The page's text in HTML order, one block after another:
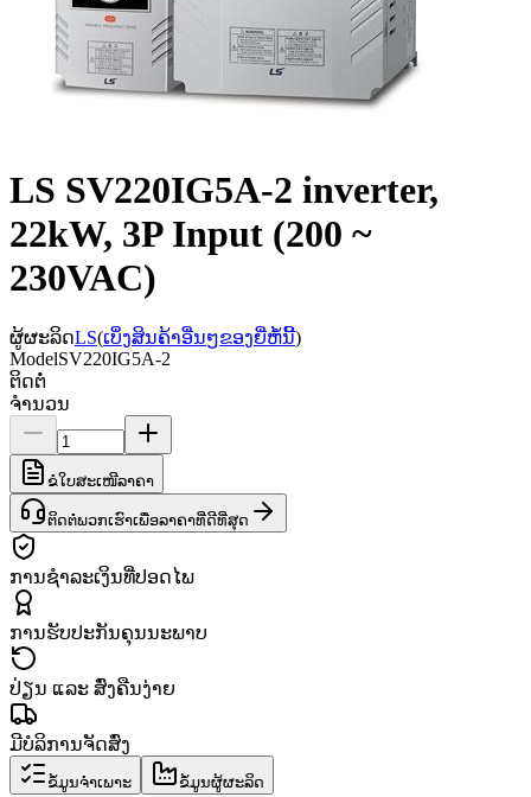
LS SV220IG5A-2 inverter,
22kW, 3P Input (200 ~
230VAC)
ຜູ້ຜະລິດLS(ເບິ່ງສິນຄ້າອື່ນໆຂອງຍີ່ຫໍ້ນີ້)
ModelSV220IG5A-2
ຕິດຕໍ່
ຈຳນວນ
ຂໍໃບສະເໜີລາຄາ
ຕິດຕໍ່ພວກເຮົາເພື່ອລາຄາທີ່ດີທີ່ສຸດ
ການຊຳລະເງິນທີ່ປອດໄພ
ການຮັບປະກັນຄຸນນະພາບ
ປ່ຽນ ແລະ ສົ່ງຄືນງ່າຍ
ມີບໍລິການຈັດສົ່ງ
ຂໍ້ມູນຈຳເພາະ ຂໍ້ມູນຜູ້ຜະລິດ